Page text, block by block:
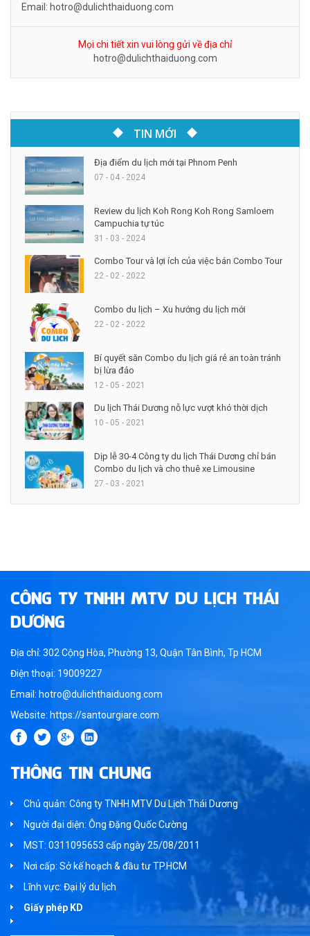
Email: hotro@dulichthaiduong.com
Mọi chi tiết xin vui lòng gửi về địa chỉ
hotro@dulichthaiduong.com
TIN MỚI
Địa điểm du lịch mới tại Phnom Penh
07 - 04 - 2024
Review du lịch Koh Rong Koh Rong Samloem
Campuchia tự túc
31 - 03 - 2024
Combo Tour và lợi ích của việc bán Combo Tour
22 - 02 - 2022
Combo du lịch – Xu hướng du lịch mới
22 - 02 - 2022
Bí quyết săn Combo du lịch giá rẻ an toàn tránh
bị lừa đảo
12 - 05 - 2021
Du lịch Thái Dương nỗ lực vượt khó thời dịch
10 - 05 - 2021
Dịp lễ 30-4 Công ty du lịch Thái Dương chỉ bán
Combo du lịch và cho thuê xe Limousine
27 - 03 - 2021
CÔNG TY TNHH MTV DU LỊCH THÁI
DƯƠNG
Địa chỉ: 302 Cộng Hòa, Phường 13, Quận Tân Bình, Tp HCM
Điện thoại: 19009227
Email: hotro@dulichthaiduong.com
Website: https://santourgiare.com
THÔNG TIN CHUNG
Chủ quản: Công ty TNHH MTV Du Lịch Thái Dương
Người đại diện: Ông Đặng Quốc Cường
MST: 0311095653 cấp ngày 25/08/2011
Nơi cấp: Sở kế hoạch & đầu tư TP.HCM
Lĩnh vực: Đại lý du lịch
Giấy phép KD